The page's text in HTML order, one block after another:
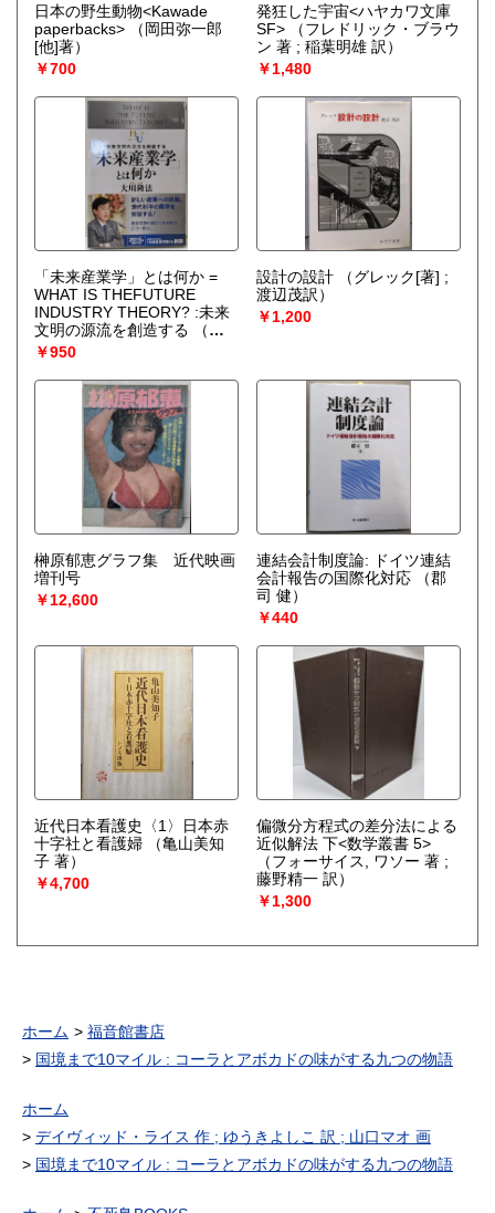
日本の野生動物<Kawade
paperbacks>
（岡田弥一郎
[他]著）
￥700
発狂した宇宙<ハヤカワ文庫
SF>
（フレドリック・ブラウ
ン 著 ; 稲葉明雄 訳）
￥1,480
「未来産業学」とは何か =
WHAT IS THEFUTURE
INDUSTRY THEORY? :未来
文明の源流を創造する
（大
川隆法 著）
￥950
設計の設計
（グレック[著] ;
渡辺茂訳）
￥1,200
榊原郁恵グラフ集 近代映画
増刊号
￥12,600
連結会計制度論: ドイツ連結
会計報告の国際化対応
（郡
司 健）
￥440
近代日本看護史〈1〉日本赤
十字社と看護婦
（亀山美知
子 著）
￥4,700
偏微分方程式の差分法による
近似解法 下<数学叢書 5>
（フォーサイス, ワソー 著 ;
藤野精一 訳）
￥1,300
ホーム
福音館書店
国境まで10マイル : コーラとアボカドの味がする九つの物語
ホーム
デイヴィッド・ライス 作 ; ゆうきよしこ 訳 ; 山口マオ 画
国境まで10マイル : コーラとアボカドの味がする九つの物語